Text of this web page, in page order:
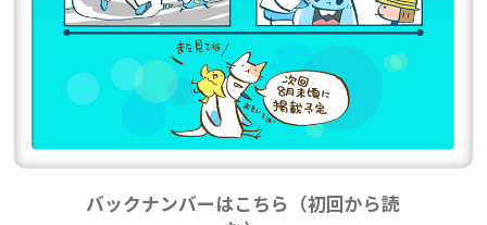
バックナンバーはこちら（初回から読